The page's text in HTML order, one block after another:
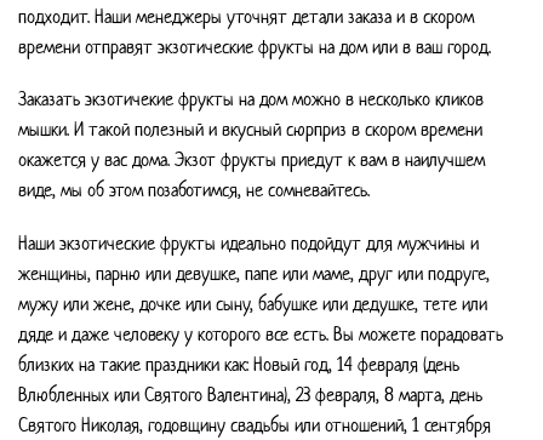
подходит. Наши менеджеры уточнят детали заказа и в скором
времени отправят экзотические фрукты на дом или в ваш город.
Заказать экзотичекие фрукты на дом можно в несколько кликов
мышки. И такой полезный и вкусный сюрприз в скором времени
окажется у вас дома. Экзот фрукты приедут к вам в наилучшем
виде, мы об этом позаботимся, не сомневайтесь.
Наши экзотические фрукты идеально подойдут для мужчины и
женщины, парню или девушке, папе или маме, друг или подруге,
мужу или жене, дочке или сыну, бабушке или дедушке, тете или
дяде и даже человеку у которого все есть. Вы можете порадовать
близких на такие праздники как: Новый год, 14 февраля (день
Влюбленных или Святого Валентина), 23 февраля, 8 марта, день
Святого Николая, годовщину свадьбы или отношений, 1 сентября